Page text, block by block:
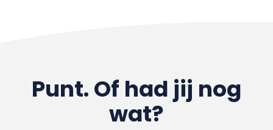
Punt. Of had jij nog
wat?